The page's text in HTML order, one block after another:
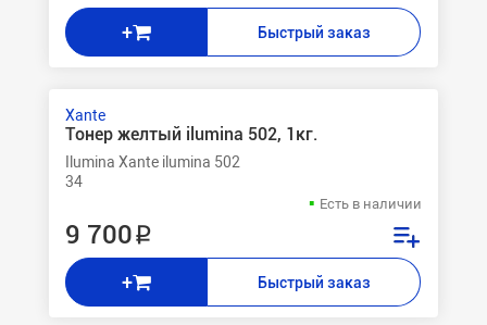
+ Быстрый заказ
Xante
Тонер желтый ilumina 502, 1кг.
Ilumina Xante ilumina 502
34
Есть в наличии
9 700 ₽
+ Быстрый заказ